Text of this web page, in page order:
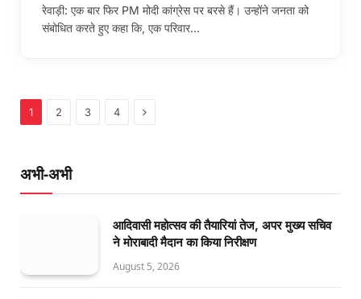
रेवाड़ी: एक बार फिर PM मोदी कांग्रेस पर बरसे हैं। उन्होंने जनता को
संबोधित करते हुए कहा कि, एक परिवार…
1 2 3 4 Next
अभी-अभी
आदिवासी महोत्सव की तैयारियां तेज, अपर मुख्य सचिव
ने मोराबादी मैदान का किया निरीक्षण
August 5, 2026